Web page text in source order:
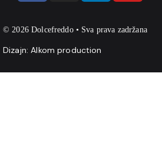
© 2026 Dolcefreddo • Sva prava zadržana
Dizajn:Alkom production